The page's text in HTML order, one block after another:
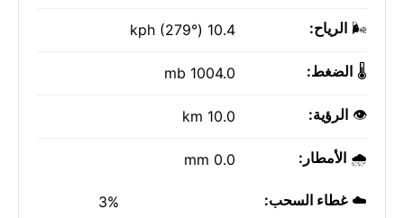
🌬️ الرياح: 10.4 kph (279°)
🌡️ الضغط: 1004.0 mb
👁️ الرؤية: 10.0 km
🌧️ الأمطار: 0.0 mm
☁️غطاء السحب: 3%